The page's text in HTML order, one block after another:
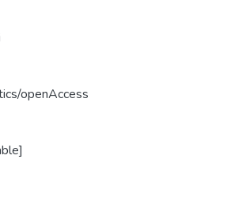
openAccess